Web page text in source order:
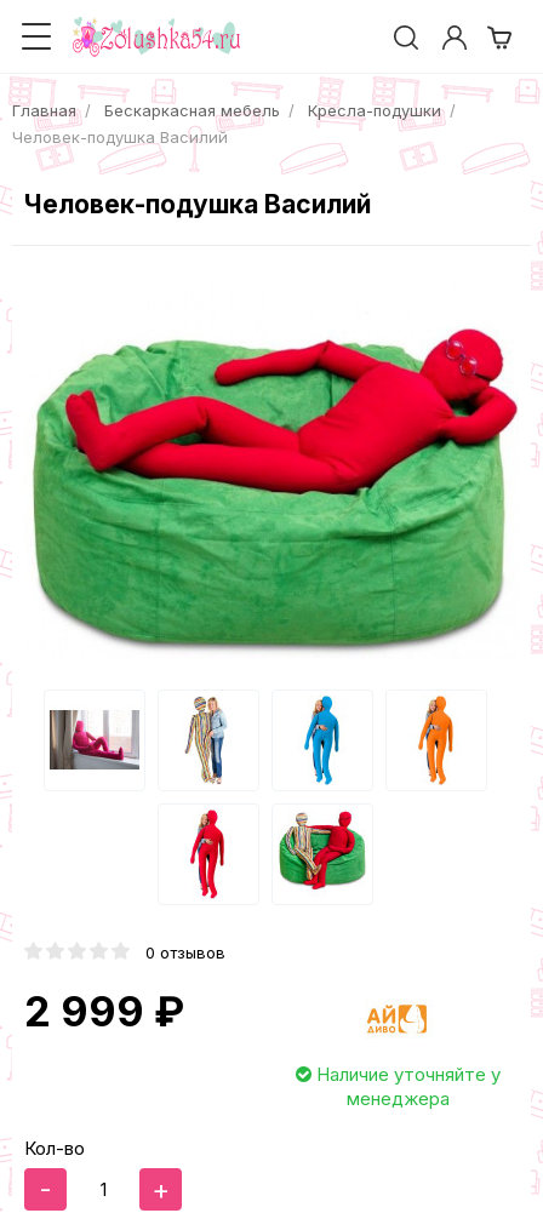
Главная Бескаркасная мебель
Кресла-подушки
Человек-подушка Василий
Человек-подушка Василий
0 отзывов
2 999 ₽
Наличие уточняйте у
менеджера
Кол-во
- +